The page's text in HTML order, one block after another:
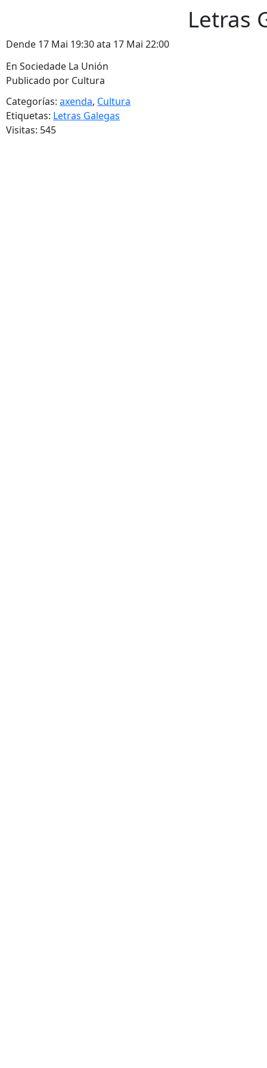
Letras
Dende 17 Mai 19:30 ata 17 Mai 22:00
En Sociedade La Unión
Publicado por Cultura
Categorías: axenda, Cultura
Etiquetas: Letras Galegas
Visitas: 545